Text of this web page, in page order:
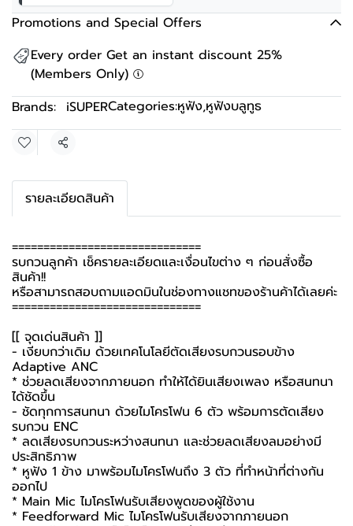
Promotions and Special Offers
Every order Get an instant discount 25%
(Members Only)
Brands: iSUPERCategories:หูฟัง,หูฟังบลูทูธ
Share
รายละเอียดสินค้า
==============================
รบกวนลูกค้า เช็ครายละเอียดและเงื่อนไขต่าง ๆ ก่อนสั่งซื้อ
สินค้า!!
หรือสามารถสอบถามแอดมินในช่องทางแชทของร้านค้าได้เลยค่ะ
==============================
[[ จุดเด่นสินค้า ]]
- เงียบกว่าเดิม ด้วยเทคโนโลยีตัดเสียงรบกวนรอบข้าง
Adaptive ANC
* ช่วยลดเสียงจากภายนอก ทำให้ได้ยินเสียงเพลง หรือสนทนา
ได้ชัดขึ้น
- ชัดทุกการสนทนา ด้วยไมโครโฟน 6 ตัว พร้อมการตัดเสียง
รบกวน ENC
* ลดเสียงรบกวนระหว่างสนทนา และช่วยลดเสียงลมอย่างมี
ประสิทธิภาพ
* หูฟัง 1 ข้าง มาพร้อมไมโครโฟนถึง 3 ตัว ที่ทำหน้าที่ต่างกัน
ออกไป
* Main Mic ไมโครโฟนรับเสียงพูดของผู้ใช้งาน
* Feedforward Mic ไมโครโฟนรับเสียงจากภายนอก